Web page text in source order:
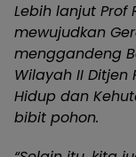
Lebih lanjut
mewujudkan
menggandeng
Wilayah II Ditjen
Hidup dan
bibit pohon.